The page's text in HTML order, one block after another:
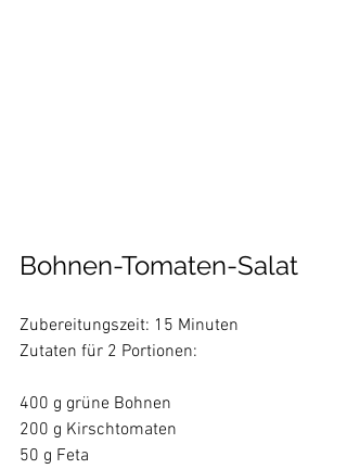
Bohnen-Tomaten-Salat
Zubereitungszeit: 15 Minuten
Zutaten für 2 Portionen:
400 g grüne Bohnen
200 g Kirschtomaten
50 g Feta